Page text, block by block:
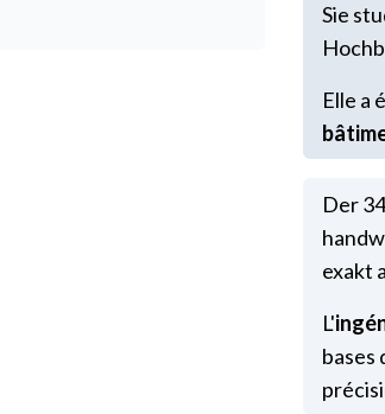
Sie
Elle a
Der
exakt
L'
bases